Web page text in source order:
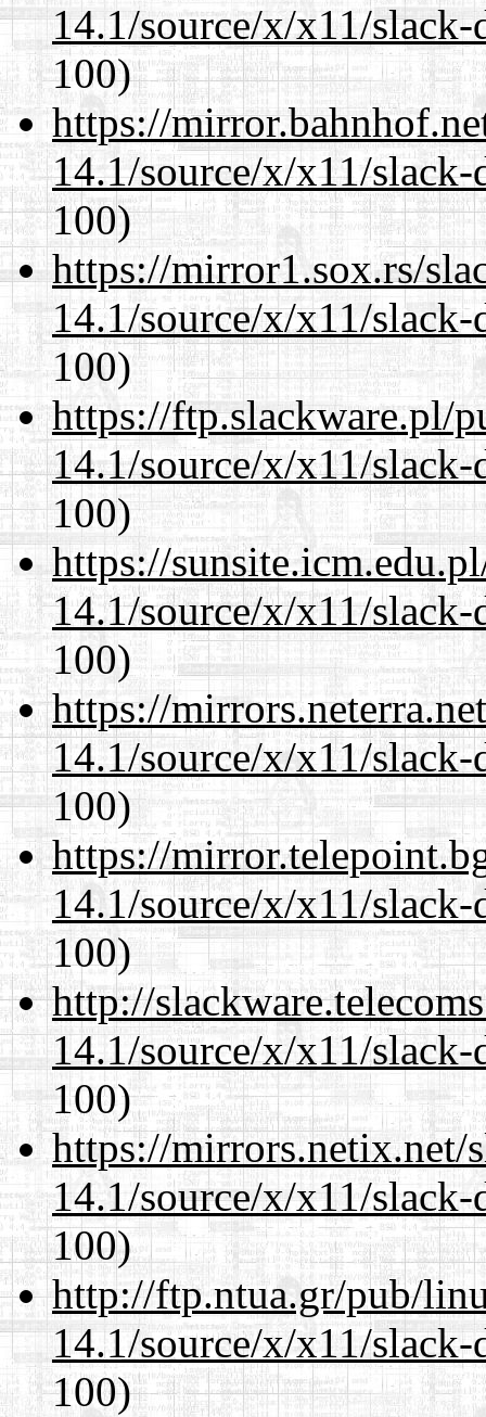
14.1/source/x/x11/
100)
https://
14.1/source/x/x11/
100)
https://mirror1.sox.rs/
14.1/source/x/x11/
100)
https://ftp.slackware.pl/
14.1/source/x/x11/
100)
https://
14.1/source/x/x11/
100)
https://
14.1/source/x/x11/
100)
https://
14.1/source/x/x11/
100)
http://
14.1/source/x/x11/
100)
https://mirrors.netix.net/
14.1/source/x/x11/
100)
http://ftp.ntua.gr/pub/
14.1/source/x/x11/
100)